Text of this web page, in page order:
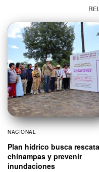
NACIONAL
Plan hídrico busca
chinampas y prevenir
inundaciones